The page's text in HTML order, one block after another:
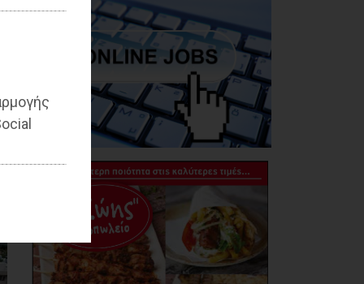
μελέτη»
08/08/2026
Με τη συνδρομή του
Δήμου Αθηναίων
βελτιώθηκε ο
περιβάλλων χώρος
της Εθνικής
Βιβλιοθήκης
08/08/2026
Μπουρνούς: «Σχέδια
Πόλης: Οι ευθύνες της
διοίκησης Τσεβά στον
καθορισμό των τιμών
μονάδας και οι
επιπτώσεις στην
εισφορά σε χρήμα
των πολιτών»
07/08/2026